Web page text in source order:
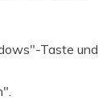
Taste und